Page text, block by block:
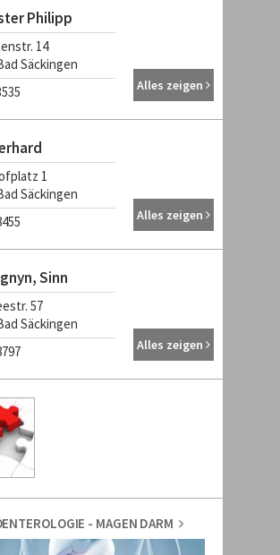
Philipp
14
Säckingen
Alles zeigen
1
Säckingen
Alles zeigen
Sinn
57
Säckingen
Alles zeigen
- MAGEN DARM